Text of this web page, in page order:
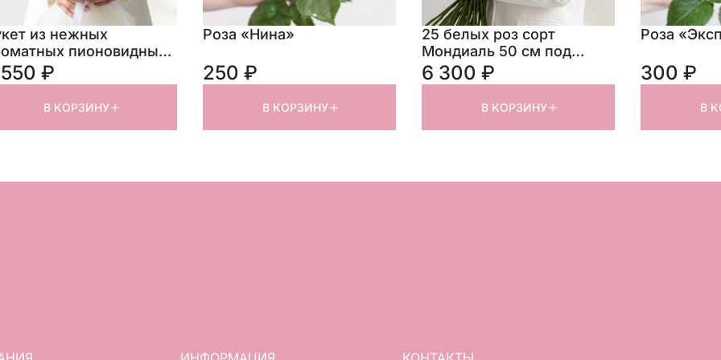
из нежных
пионовидных
₽
В КОРЗИНУ
Роза «Нина»
250 ₽
В КОРЗИНУ
25 белых роз сорт
Мондиаль 50 см под
ленту
6 300 ₽
В КОРЗИНУ
Роза
300 ₽
В